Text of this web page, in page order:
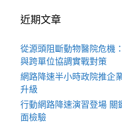
近期文章
從源頭阻斷動物醫院危機
與跨單位協調實戰對策
網路降速半小時政院推企
升級
行動網路降速演習登場 關
面檢驗